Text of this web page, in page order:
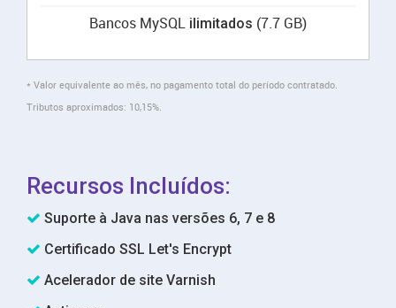
Bancos MySQL ilimitados (7.7 GB)
* Valor equivalente ao mês, no pagamento total do período contratado.
Tributos aproximados: 10,15%.
Recursos Incluídos:
Suporte à Java nas versões 6, 7 e 8
Certificado SSL Let's Encrypt
Acelerador de site Varnish